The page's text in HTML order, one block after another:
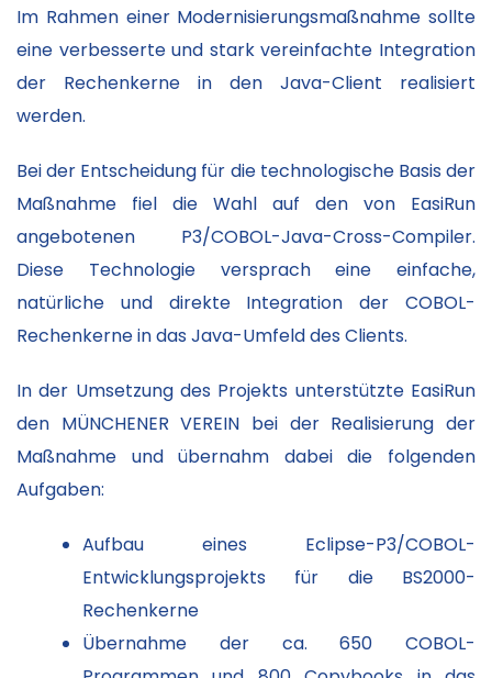
Im Rahmen einer Modernisierungsmaßnahme sollte
eine verbesserte und stark vereinfachte Integration
der Rechenkerne in den Java-Client realisiert
werden.
Bei der Entscheidung für die technologische Basis der
Maßnahme fiel die Wahl auf den von EasiRun
angebotenen P3/COBOL-Java-Cross-Compiler.
Diese Technologie versprach eine einfache,
natürliche und direkte Integration der COBOL-
Rechenkerne in das Java-Umfeld des Clients.
In der Umsetzung des Projekts unterstützte EasiRun
den MÜNCHENER VEREIN bei der Realisierung der
Maßnahme und übernahm dabei die folgenden
Aufgaben:
Aufbau eines Eclipse-P3/COBOL-
Entwicklungsprojekts für die BS2000-
Rechenkerne
Übernahme der ca. 650 COBOL-